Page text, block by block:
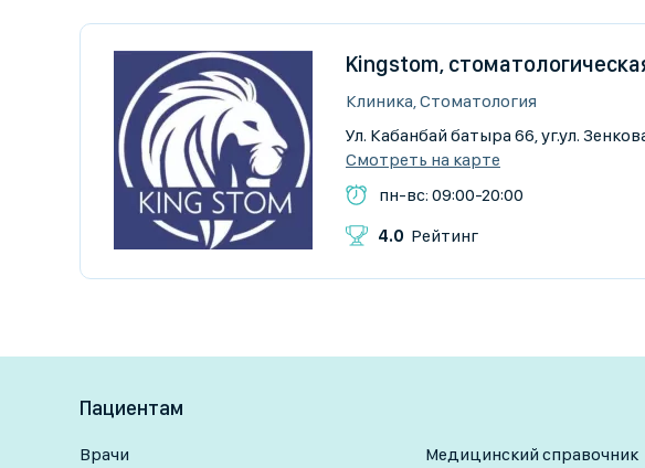
Kingstom,
Клиника, Стоматология
Ул. Кабанбай батыра 66, уг.ул.
Смотреть на карте
пн-вс: 09:00-20:00
4.0 Рейтинг
Пациентам
Врачи Медицинский справочник